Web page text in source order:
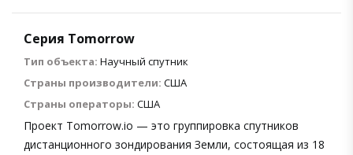
Серия Tomorrow
Тип объекта: Научный спутник
Страны производители: США
Страны операторы: США
Проект Tomorrow.io — это группировка спутников
дистанционного зондирования Земли, состоящая из 18